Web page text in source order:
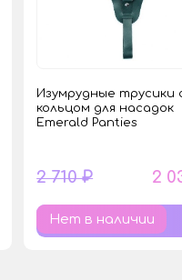
Изумрудные трусики
кольцом для насадок
Emerald Panties
2 710 ₽ 2
Нет в наличии